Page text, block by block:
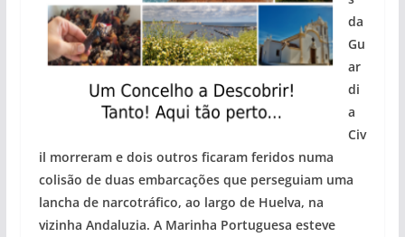
da
Gu
ar
di
a
Civ
il morreram e dois outros ficaram feridos numa
colisão de duas embarcações que perseguiam uma
lancha de narcotráfico, ao largo de Huelva, na
vizinha Andaluzia. A Marinha Portuguesa esteve